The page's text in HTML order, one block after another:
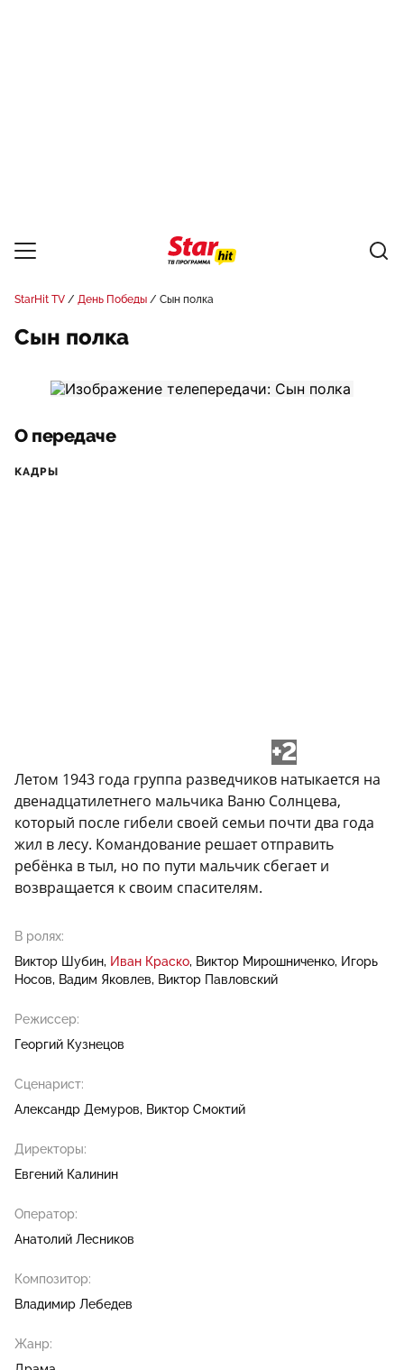
StarHit TV День Победы Сын полка
Сын полка
О передаче
КАДРЫ
+2
Летом 1943 года группа разведчиков натыкается на
двенадцатилетнего мальчика Ваню Солнцева,
который после гибели своей семьи почти два года
жил в лесу. Командование решает отправить
ребёнка в тыл, но по пути мальчик сбегает и
возвращается к своим спасителям.
В ролях:
Виктор Шубин Иван Краско Виктор Мирошниченко Игорь
Носов
Вадим Яковлев Виктор Павловский
Режиссер:
Георгий Кузнецов
Сценарист:
Александр Демуров
Виктор Смоктий
Директоры:
Евгений Калинин
Оператор:
Анатолий Лесников
Композитор:
Владимир Лебедев
Жанр: